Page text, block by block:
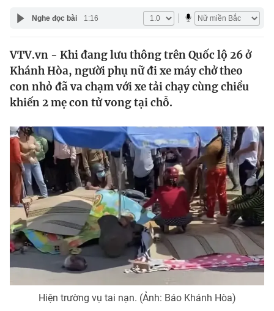
Y tế
Thế giới
Tin tức
Thế giới đó đây
Câu chuyện quốc tế
Kinh tế
Tài chính
Thị trường
Góc doanh nghiệp
Dữ liệu và đời sống
Truyền hình
Phim VTV
Hậu trường
Khán giả
Giải trí
Điện ảnh
Âm nhạc
Đời sống
Du lịch
Đời sống
Giáo dục
Nghe đọc bài 1:16
VTV.vn - Khi đang lưu thông trên Quốc lộ 26 ở
Khánh Hòa, người phụ nữ đi xe máy chở theo
con nhỏ đã va chạm với xe tải chạy cùng chiều
khiến 2 mẹ con tử vong tại chỗ.
Hiện trường vụ tai nạn. (Ảnh: Báo Khánh Hòa)